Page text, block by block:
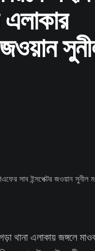
থানা এলাকায় জঙ্গলে